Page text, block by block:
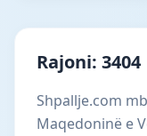
Rajoni: 3404
Shpallje.com
Maqedoninë e